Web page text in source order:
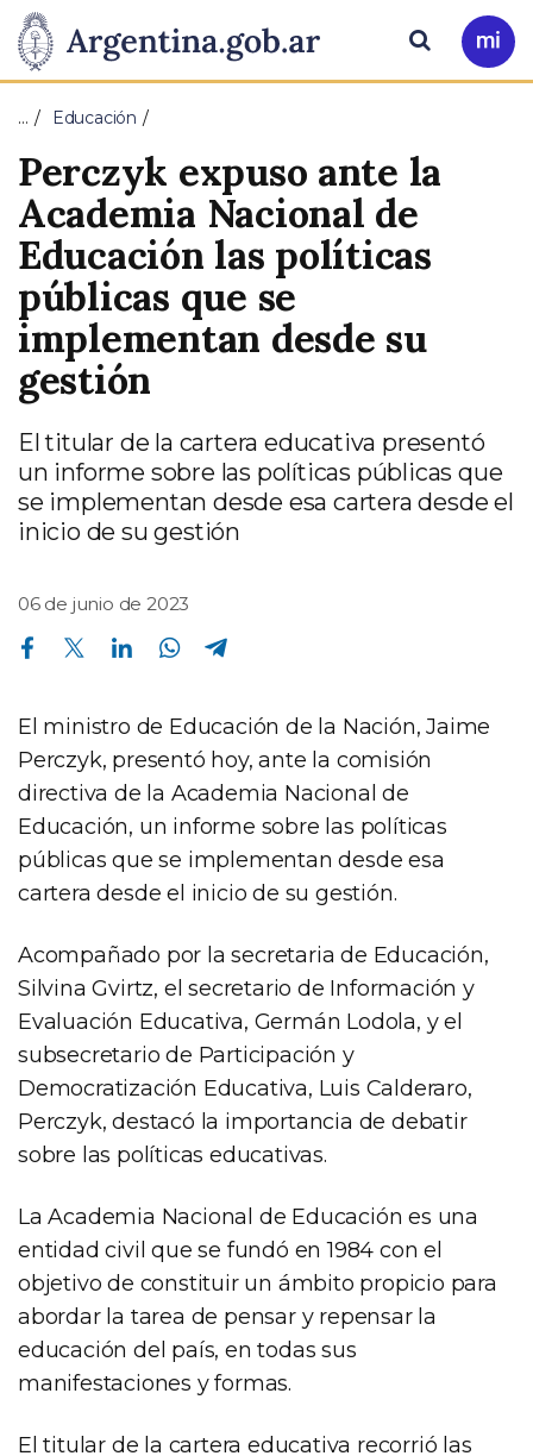
Presidencia
de
la
Nación
Pasar al contenido principal
Ir
a
Buscar
… Educación
Perczyk expuso ante la
Academia Nacional de
Educación las políticas
públicas que se
implementan desde su
gestión
El titular de la cartera educativa presentó
un informe sobre las políticas públicas que
se implementan desde esa cartera desde el
inicio de su gestión
06 de junio de 2023
Compartir en Facebook Compartir en Twitter Compartir en Linkedin Compartir en Whatsapp
El ministro de Educación de la Nación, Jaime
Perczyk, presentó hoy, ante la comisión
directiva de la Academia Nacional de
Educación, un informe sobre las políticas
públicas que se implementan desde esa
cartera desde el inicio de su gestión.
Acompañado por la secretaria de Educación,
Silvina Gvirtz, el secretario de Información y
Evaluación Educativa, Germán Lodola, y el
subsecretario de Participación y
Democratización Educativa, Luis Calderaro,
Perczyk, destacó la importancia de debatir
sobre las políticas educativas.
La Academia Nacional de Educación es una
entidad civil que se fundó en 1984 con el
objetivo de constituir un ámbito propicio para
abordar la tarea de pensar y repensar la
educación del país, en todas sus
manifestaciones y formas.
El titular de la cartera educativa recorrió las